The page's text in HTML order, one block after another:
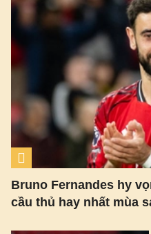
Bruno Fernandes hy
cầu thủ hay nhất mùa